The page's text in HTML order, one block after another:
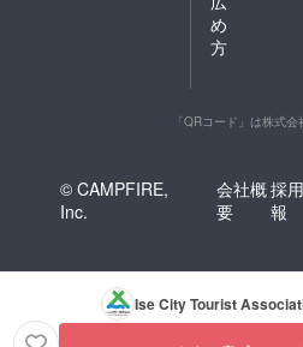
め
方
「QRコード」は株式
© CAMPFIRE,
Inc.
会社概
要
採
報
Ise City Tourist